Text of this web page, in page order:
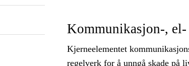
Kommunikasjon-,
Kjerneelementet
regelverk for å unngå skade på